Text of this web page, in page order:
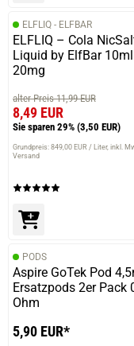
ELFLIQ - ELFBAR
ELFLIQ – Cola
Liquid by ElfBar
20mg
alter Preis 11,99 EUR
8,49 EUR
Sie sparen 29% (3,50 EUR)
Grundpreis: 849,00 EUR / Liter inkl.
Versand
PODS
Aspire GoTek Pod
Ersatzpods 2er Pack
Ohm
5,90 EUR*